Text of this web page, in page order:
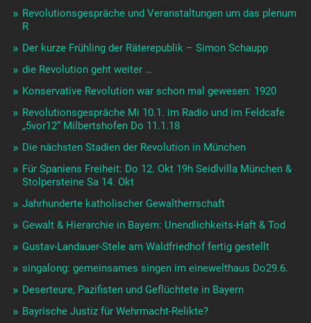
Revolutionsgespräche und Veranstaltungen um das plenum
R
Der kurze Frühling der Räterepublik – Simon Schaupp
die Revolution geht weiter …
Konservative Revolution war schon mal gewesen: 1920
Revolutionsgespräche Mi 10.1. im Radio und im Feldcafe
„5vor12“ Milbertshofen Do 11.1.18
Die nächsten Stadien der Revolution in München
Für Spaniens Freiheit: Do 12. Okt 19h Seidlvilla München &
Stolpersteine Sa 14. Okt
Jahrhunderte katholischer Gewaltherrschaft
Gewalt & Hierarchie in Bayern: Unendlichkeits-Haft & Tod
Gustav-Landauer-Stele am Waldfriedhof fertig gestellt
singalong: gemeinsames singen im einewelthaus Do29.6.
Deserteure, Pazifisten und Geflüchtete in Bayern
Bayrische Justiz für Wehrmacht-Relikte?